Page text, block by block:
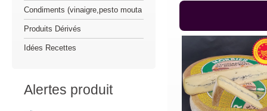
Condiments (vinaigre,pesto mouta
Produits Dérivés
Idées Recettes
Alertes produit